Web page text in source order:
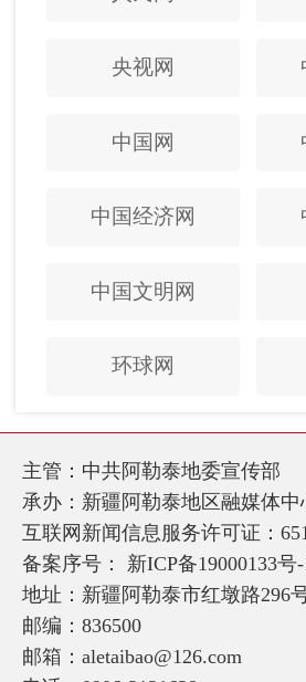
央视网
中国网
中国经济网
中国文明网
环球网
主管：中共阿勒泰地委宣传部
承办：新疆阿勒泰地区融媒体中
互联网新闻信息服务许可证：
备案序号： 新ICP备19000133号-
地址：新疆阿勒泰市红墩路296
邮编：836500
邮箱：aletaibao@126.com